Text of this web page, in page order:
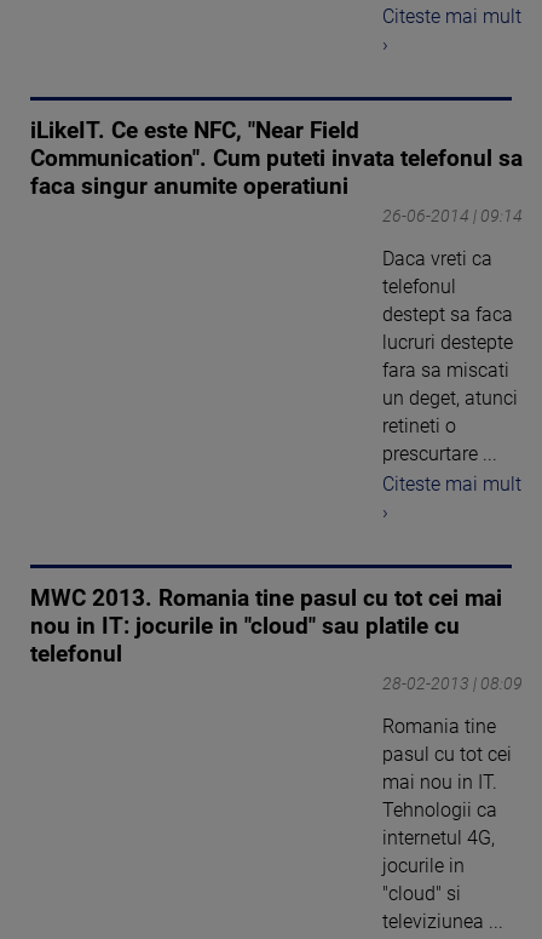
Citeste mai mult
›
iLikeIT. Ce este NFC, "Near Field
Communication". Cum puteti invata telefonul sa
faca singur anumite operatiuni
26-06-2014 | 09:14
Daca vreti ca
telefonul
destept sa faca
lucruri destepte
fara sa miscati
un deget, atunci
retineti o
prescurtare ...
Citeste mai mult
›
MWC 2013. Romania tine pasul cu tot cei mai
nou in IT: jocurile in "cloud" sau platile cu
telefonul
28-02-2013 | 08:09
Romania tine
pasul cu tot cei
mai nou in IT.
Tehnologii ca
internetul 4G,
jocurile in
"cloud" si
televiziunea ...